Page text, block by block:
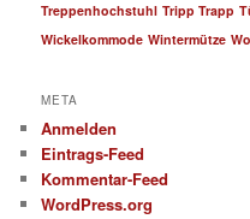
Treppenhochstuhl Tripp Trapp
Wickelkommode Wintermütze
META
Anmelden
Eintrags-Feed
Kommentar-Feed
WordPress.org